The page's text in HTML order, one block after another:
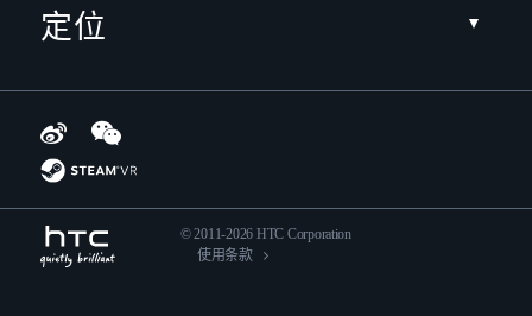
定位
© 2011-2026 HTC Corporation
使用条款